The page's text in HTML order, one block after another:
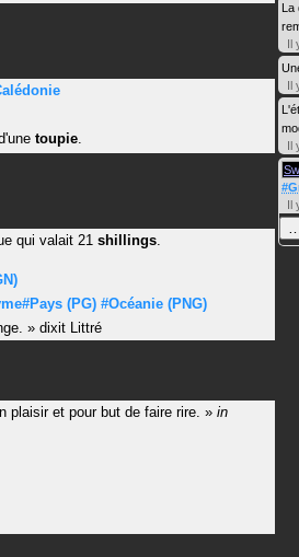
toupie.
qui valait 21 shillings.
(PG) #Océanie (PNG)
» dixit Littré
plaisir et pour but de faire rire. » in
La
Il
Il
Il
Il